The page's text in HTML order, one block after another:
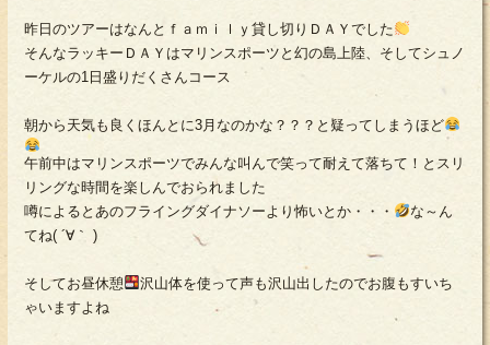
昨日のツアーはなんとｆａｍｉｌｙ貸し切りＤＡＹでした
そんなラッキーＤＡＹはマリンスポーツと幻の島上陸、そしてシュノ
ーケルの1日盛りだくさんコース
朝から天気も良くほんとに3月なのかな？？？と疑ってしまうほど
午前中はマリンスポーツでみんな叫んで笑って耐えて落ちて！とスリ
リングな時間を楽しんでおられました
噂によるとあのフライングダイナソーより怖いとか・・・
な～ん
てね( ´∀｀ )
そしてお昼休憩
沢山体を使って声も沢山出したのでお腹もすいち
ゃいますよね